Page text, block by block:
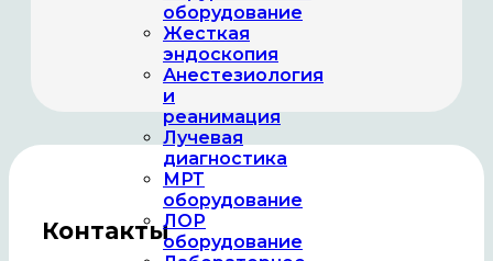
оборудование
Жесткая
эндоскопия
Анестезиология
и
реанимация
Лучевая
диагностика
МРТ
оборудование
ЛОР
оборудование
Контакты